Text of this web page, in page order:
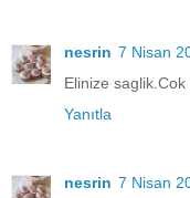
nesrin 7 Nisan
Elinize saglik.Cok
Yanıtla
nesrin 7 Nisan